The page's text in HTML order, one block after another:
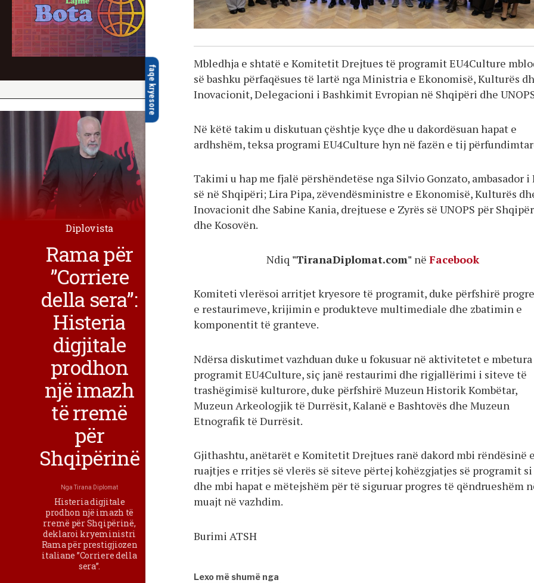
faqe kryesore
Mbledhja e shtatë e Komitetit Drejtues të programit EU4Culture
së bashku përfaqësues të lartë nga Ministria e Ekonomisë, Kulturës
Inovacionit, Delegacioni i Bashkimit Evropian në Shqipëri dhe
Në këtë takim u diskutuan çështje kyçe dhe u dakordësuan hapat e
ardhshëm, teksa programi EU4Culture hyn në fazën e tij
Takimi u hap me fjalë përshëndetëse nga Silvio Gonzato, ambasador i
së në Shqipëri; Lira Pipa, zëvendësministre e Ekonomisë, Kulturës
Inovacionit dhe Sabine Kania, drejtuese e Zyrës së UNOPS për
dhe Kosovën.
Ndiq "TiranaDiplomat.com" në Facebook
Komiteti vlerësoi arritjet kryesore të programit, duke përfshirë
e restaurimeve, krijimin e produkteve multimediale dhe zbatimin e
komponentit të granteve.
Ndërsa diskutimet vazhduan duke u fokusuar në aktivitetet e
programit EU4Culture, siç janë restaurimi dhe rigjallërimi i siteve të
trashëgimisë kulturore, duke përfshirë Muzeun Historik Kombëtar,
Muzeun Arkeologjik të Durrësit, Kalanë e Bashtovës dhe Muzeun
Etnografik të Durrësit.
Gjithashtu, anëtarët e Komitetit Drejtues ranë dakord mbi rëndësinë e
ruajtjes e rritjes së vlerës së siteve përtej kohëzgjatjes së programit si
dhe mbi hapat e mëtejshëm për të siguruar progres të qëndrueshëm
muajt në vazhdim.
Burimi ATSH
Lexo më shumë nga
Diplovista
Rama për
”Corriere
della sera”:
Histeria
digjitale
prodhon
një imazh
të rremë
për
Shqipërinë
NgaTirana Diplomat
Histeria digjitale
prodhon një imazh të
rremë për Shqipërinë,
deklaroi kryeministri
Rama për prestigjiozen
italiane ”Corriere della
sera”.